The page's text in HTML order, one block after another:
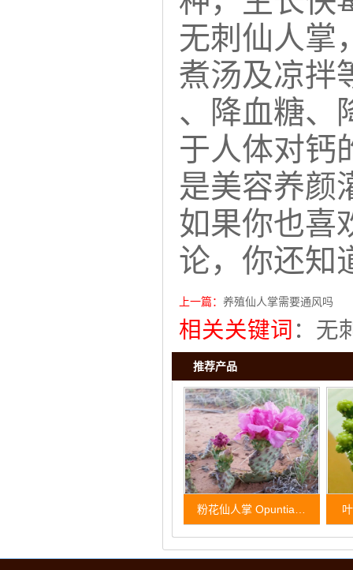
无刺仙人掌
煮汤及凉拌
、降血糖、
于人体对钙
是美容养颜
如果你也喜
论，你还知
上一篇： 养殖仙人掌需要通风吗
相关关键词 ： 无
推荐产品
粉花仙人掌 Opuntia…